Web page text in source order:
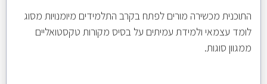
התוכנית מכשירה מורים לפתח בקרב התלמידים מיומנויות מסוג
לומד עצמאי ולמידת עמיתים על בסיס מקורות טקסטואליים
ממגוון סוגות.